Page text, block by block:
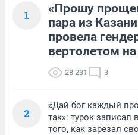
1
«Прошу
пара из
провела
вертолетом
28 231 3
2
«Дай бог каждый
так»: турок
того, как зарезал